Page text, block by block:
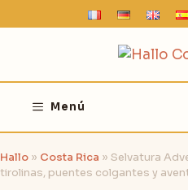
al
Menú
Hallo » Costa Rica » Selvatura
tirolinas, puentes colgantes y